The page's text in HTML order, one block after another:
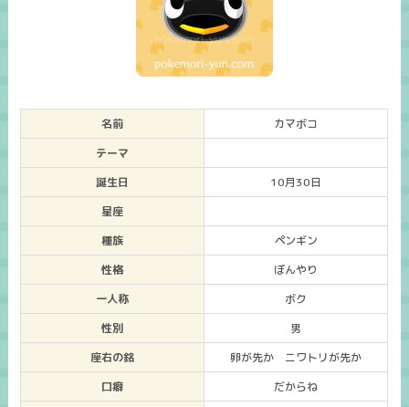
名前
カマボコ
テーマ
誕生日
10月30日
星座
種族
ペンギン
性格
ぼんやり
一人称
ボク
性別
男
座右の銘
卵が先か ニワトリが先か
口癖
だからね